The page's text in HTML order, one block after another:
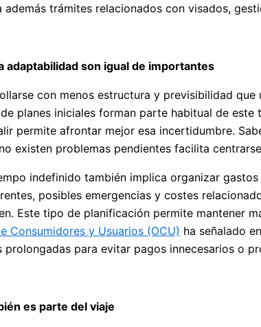
trámites relacionados con visados,
adaptabilidad son igual de importantes
con menos estructura y previsibilidad
planes iniciales forman parte habitual de
permite afrontar mejor esa incertidumbre.
existen problemas pendientes facilita
indefinido también implica organizar
posibles emergencias y costes
Este tipo de planificación permite mantener
Consumidores y Usuarios (OCU) ha señalado
prolongadas para evitar pagos innecesarios o
es parte del viaje